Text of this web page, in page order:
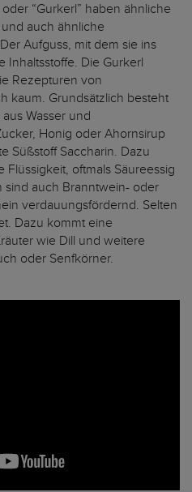
“Gurkerl” haben ähnliche
auch ähnliche
Aufguss, mit dem sie ins
Inhaltsstoffe. Die Gurkerl
Rezepturen von
kaum. Grundsätzlich besteht
Wasser und
Honig oder Ahornsirup
Süßstoff Saccharin. Dazu
oftmals Säureessig
sind auch Branntwein- oder
verdauungsfördernd. Selten
Dazu kommt eine
wie Dill und weitere
oder Senfkörner.